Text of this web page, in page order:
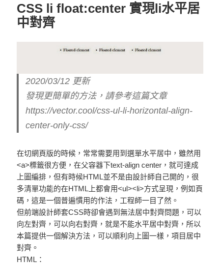
CSS li float:center 實現li水平居
中對齊
2020/03/12 更新
發現更簡單的方法，請參考這篇文章
https://vector.cool/css-ul-li-horizontal-align-
center-only-css/
在切網頁版的時候，常常需要用到選單水平居中，雖然用
<a>標籤很方便，在父容器下text-align center，就可達成
上圖編排，但有時候HTML並不是由設計師自己開的，很
多清單功能的在HTML上都會用<ul><li>方式呈現，例如頁
碼，這是一個普遍慣用的作法，工程師一目了然。
但前端設計師套CSS時卻會遇到無法居中對齊問題，可以
向左對齊，可以向右對齊，就是不能水平居中對齊，所以
本篇提供一個解決方法，可以順利向上圖一樣，項目居中
對齊。
HTML：